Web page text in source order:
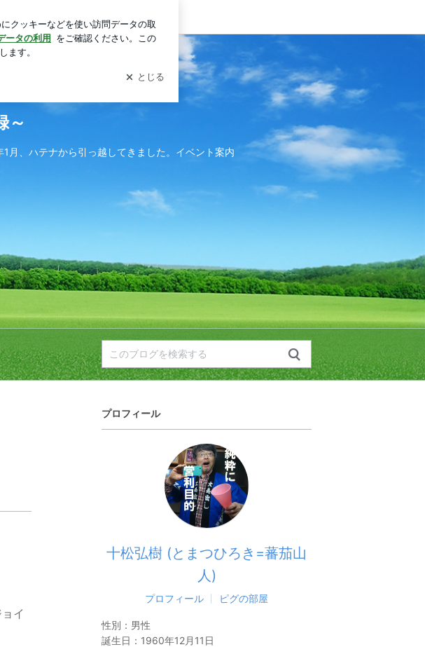
ログイン
～
月、ハテナから引っ越してきました。イベント案内
イ
プロフィール
十松弘樹 (とまつひろき=蕃茄山
人)
プロフィール ピグの部屋
性別： 男性
誕生日： 1960年12月11日